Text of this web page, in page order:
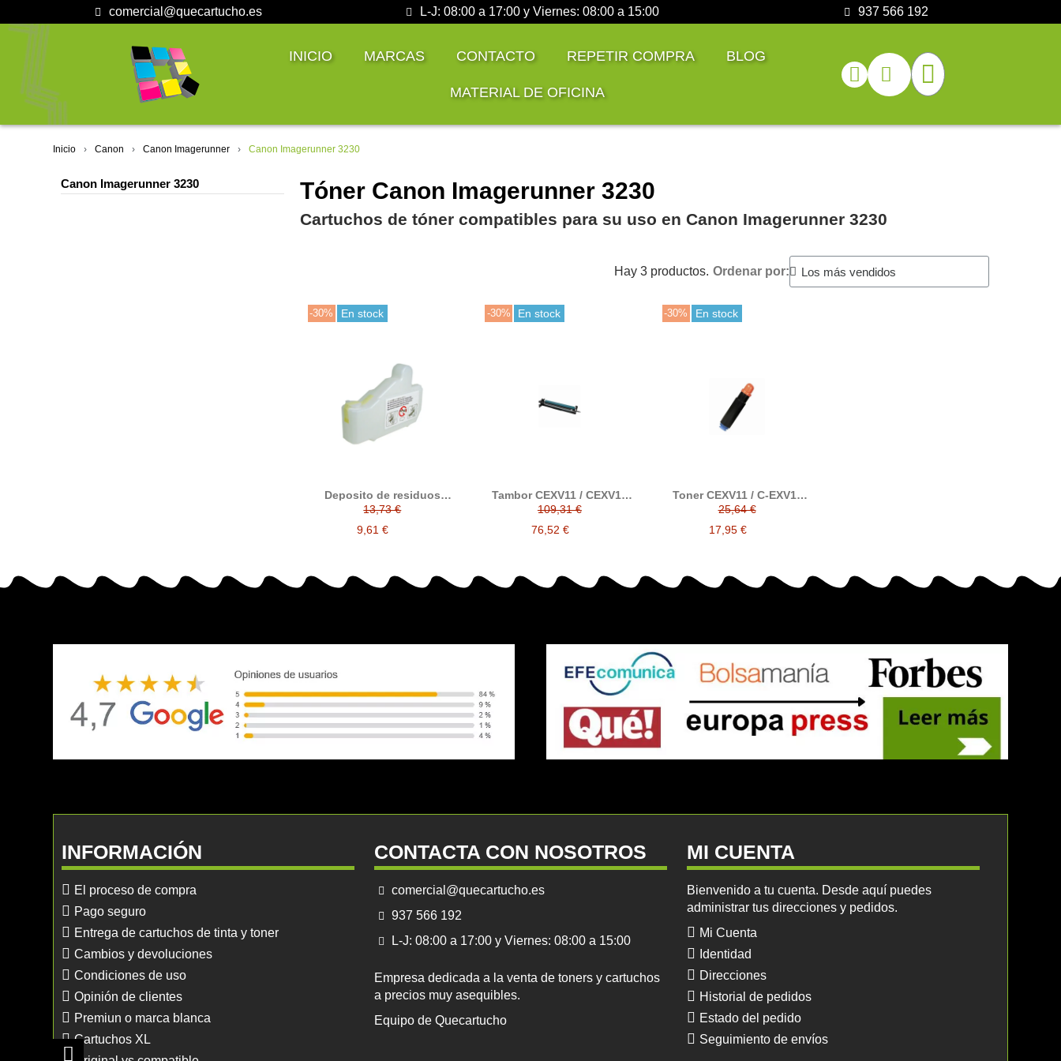
comercial@quecartucho.es L-J: 08:00 a 17:00 y Viernes: 08:00 a 15:00 937 566 192
INICIO MARCAS CONTACTO REPETIR COMPRA BLOG
MATERIAL DE OFICINA
Inicio Canon Canon Imagerunner Canon Imagerunner 3230
Canon Imagerunner 3230 Tóner Canon Imagerunner 3230
Cartuchos de tóner compatibles para su uso en Canon Imagerunner 3230
Hay 3 productos. Ordenar por:
-30% En stock
Deposito de residuos
CEXV11 / CEXV12
compatible alternativo con
Canon FM2-0303-000
13,73 €
9,61 €
-30% En stock
Tambor CEXV11 / CEXV12
compatible alternativo con
Canon 9630A005
109,31 €
76,52 €
-30% En stock
Toner CEXV11 / C-EXV11
compatible alternativo con
Canon C-EXV11
25,64 €
17,95 €
INFORMACIÓN
El proceso de compra
Pago seguro
Entrega de cartuchos de tinta y toner
Cambios y devoluciones
Condiciones de uso
Opinión de clientes
Premiun o marca blanca
Cartuchos XL
CONTACTA CON NOSOTROS
comercial@quecartucho.es
937 566 192
L-J: 08:00 a 17:00 y Viernes: 08:00 a 15:00
Empresa dedicada a la venta de toners y cartuchos
a precios muy asequibles.
Equipo de Quecartucho
MI CUENTA
Bienvenido a tu cuenta. Desde aquí puedes
administrar tus direcciones y pedidos.
Mi Cuenta
Identidad
Direcciones
Historial de pedidos
Estado del pedido
Seguimiento de envíos